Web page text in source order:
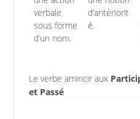
verbale
sous forme
d’un nom.
d’antériorit
é.
Le verbe amincir aux
et Passé